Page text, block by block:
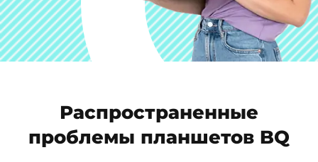
Распространенные
проблемы планшетов BQ